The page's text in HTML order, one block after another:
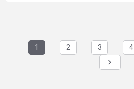
1 2 3 4